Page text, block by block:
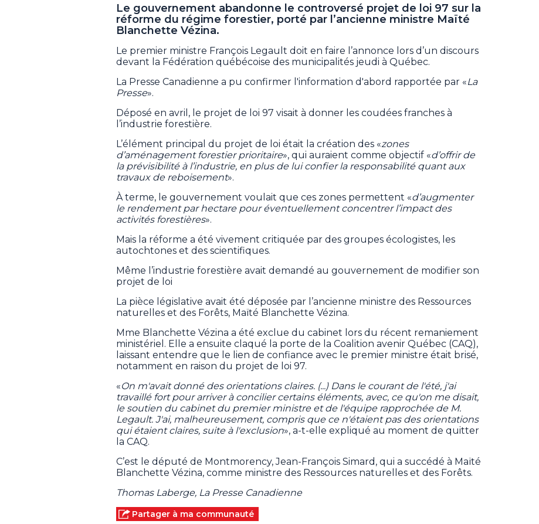
Le gouvernement abandonne le controversé projet de loi 97 sur la
réforme du régime forestier, porté par l’ancienne ministre Maïté
Blanchette Vézina.
Le premier ministre François Legault doit en faire l’annonce lors d’un discours
devant la Fédération québécoise des municipalités jeudi à Québec.
La Presse Canadienne a pu confirmer l'information d'abord rapportée par «La
Presse».
Déposé en avril, le projet de loi 97 visait à donner les coudées franches à
l’industrie forestière.
L’élément principal du projet de loi était la création des «zones
d’aménagement forestier prioritaire», qui auraient comme objectif «d’offrir de
la prévisibilité à l’industrie, en plus de lui confier la responsabilité quant aux
travaux de reboisement».
À terme, le gouvernement voulait que ces zones permettent «d’augmenter
le rendement par hectare pour éventuellement concentrer l’impact des
activités forestières».
Mais la réforme a été vivement critiquée par des groupes écologistes, les
autochtones et des scientifiques.
Même l’industrie forestière avait demandé au gouvernement de modifier son
projet de loi
La pièce législative avait été déposée par l’ancienne ministre des Ressources
naturelles et des Forêts, Maïté Blanchette Vézina.
Mme Blanchette Vézina a été exclue du cabinet lors du récent remaniement
ministériel. Elle a ensuite claqué la porte de la Coalition avenir Québec (CAQ),
laissant entendre que le lien de confiance avec le premier ministre était brisé,
notamment en raison du projet de loi 97.
«On m'avait donné des orientations claires. (...) Dans le courant de l'été, j'ai
travaillé fort pour arriver à concilier certains éléments, avec, ce qu'on me disait,
le soutien du cabinet du premier ministre et de l'équipe rapprochée de M.
Legault. J'ai, malheureusement, compris que ce n'étaient pas des orientations
qui étaient claires, suite à l'exclusion», a-t-elle expliqué au moment de quitter
la CAQ.
C’est le député de Montmorency, Jean-François Simard, qui a succédé à Maïté
Blanchette Vézina, comme ministre des Ressources naturelles et des Forêts.
Thomas Laberge, La Presse Canadienne
Partager à ma communauté